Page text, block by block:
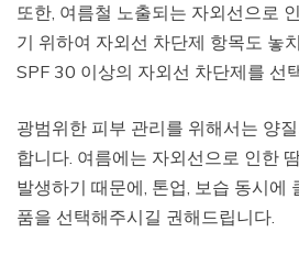
또한, 여름철 노출되는 자외선으로
기 위하여 자외선 차단제 항목도 놓
SPF 30 이상의 자외선 차단제를 선
광범위한 피부 관리를 위해서는 양
합니다. 여름에는 자외선으로 인한
발생하기 때문에, 톤업, 보습 동시에
품을 선택해주시길 권해드립니다.